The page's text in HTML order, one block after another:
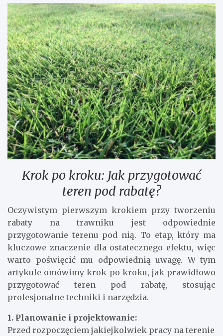
Krok po kroku: Jak przygotować
teren pod rabatę?
Oczywistym pierwszym krokiem przy tworzeniu
rabaty na trawniku jest odpowiednie
przygotowanie terenu pod nią. To etap, który ma
kluczowe znaczenie dla ostatecznego efektu, więc
warto poświęcić mu odpowiednią uwagę. W tym
artykule omówimy krok po kroku, jak prawidłowo
przygotować teren pod rabatę, stosując
profesjonalne techniki i narzędzia.
1. Planowanie i projektowanie:
Przed rozpoczęciem jakiejkolwiek pracy na terenie